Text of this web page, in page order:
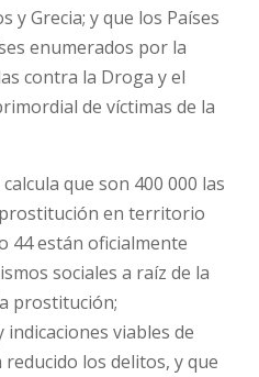
y Grecia; y que los Países
enumerados por la
contra la Droga y el
de víctimas de la
que son 400 000 las
en territorio
44 están oficialmente
sociales a raíz de la
prostitución;
viables de
los delitos, y que